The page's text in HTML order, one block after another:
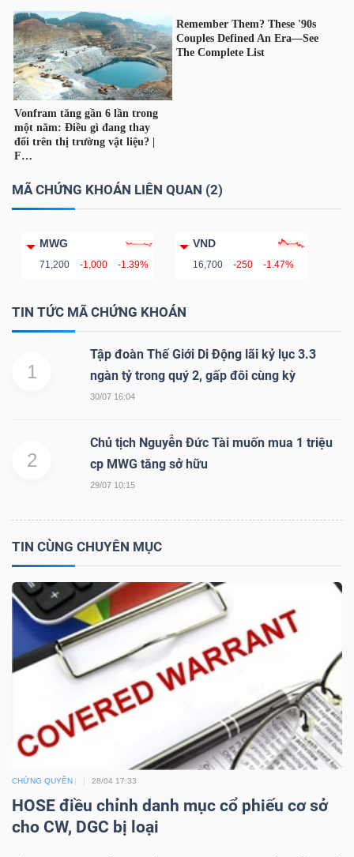
MÃ CHỨNG KHOÁN LIÊN QUAN (2)
MWG
71,200 -1,000 -1.39%
VND
16,700 -250 -1.47%
TIN TỨC MÃ CHỨNG KHOÁN
1
Tập đoàn Thế Giới Di Động lãi kỷ lục 3.3
ngàn tỷ trong quý 2, gấp đôi cùng kỳ
30/07 16:04
2
Chủ tịch Nguyễn Đức Tài muốn mua 1 triệu
cp MWG tăng sở hữu
29/07 10:15
TIN CÙNG CHUYÊN MỤC
CHỨNG QUYỀN 28/04 17:33
HOSE điều chỉnh danh mục cổ phiếu cơ sở
cho CW, DGC bị loại
TÀI
CHÍNH
CÁ
NHÂN
VĨ
CỔ
PHIẾU